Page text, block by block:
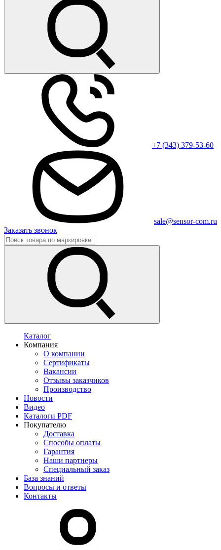
+7 (343) 379-53-60
sale@sensor-com.ru
Заказать звонок
Каталог
Компания
О компании
Сертификаты
Вакансии
Отзывы заказчиков
Производство
Новости
Видео
Каталоги PDF
Покупателю
Доставка
Способы оплаты
Гарантия
Наши партнеры
Специальный заказ
База знаний
Вопросы и ответы
Контакты